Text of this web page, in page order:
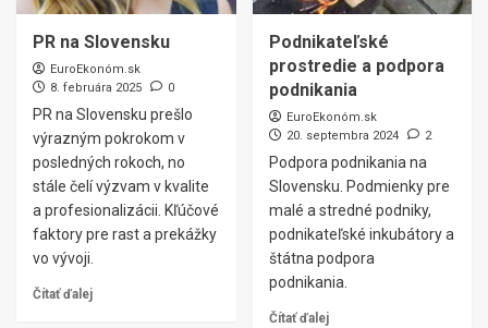
PR na Slovensku
EuroEkonóm.sk
8. februára 2025
0
PR na Slovensku prešlo
výrazným pokrokom v
posledných rokoch, no
stále čelí výzvam v kvalite
a profesionalizácii. Kľúčové
faktory pre rast a prekážky
vo vývoji.
Čítať ďalej
Podnikateľské
prostredie a podpora
podnikania
EuroEkonóm.sk
20. septembra 2024
2
Podpora podnikania na
Slovensku. Podmienky pre
malé a stredné podniky,
podnikateľské inkubátory a
štátna podpora
podnikania.
Čítať ďalej